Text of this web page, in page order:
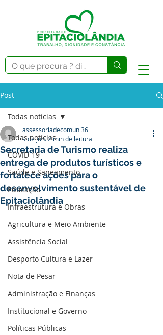
Post
Todas notícias
COVID-19
Saúde e Saneamento
Educação
Infraestrutura e Obras
Agricultura e Meio Ambiente
Assistência Social
Desporto Cultura e Lazer
Nota de Pesar
Administração e Finanças
Institucional e Governo
Políticas Públicas
Todas notícias
Secretaria de Turismo realiza
entrega de produtos turísticos e
fortalece ações para o
desenvolvimento sustentável de
Epitaciolândia
assessoriadecomuni36
9 de jun. 2 min de leitura